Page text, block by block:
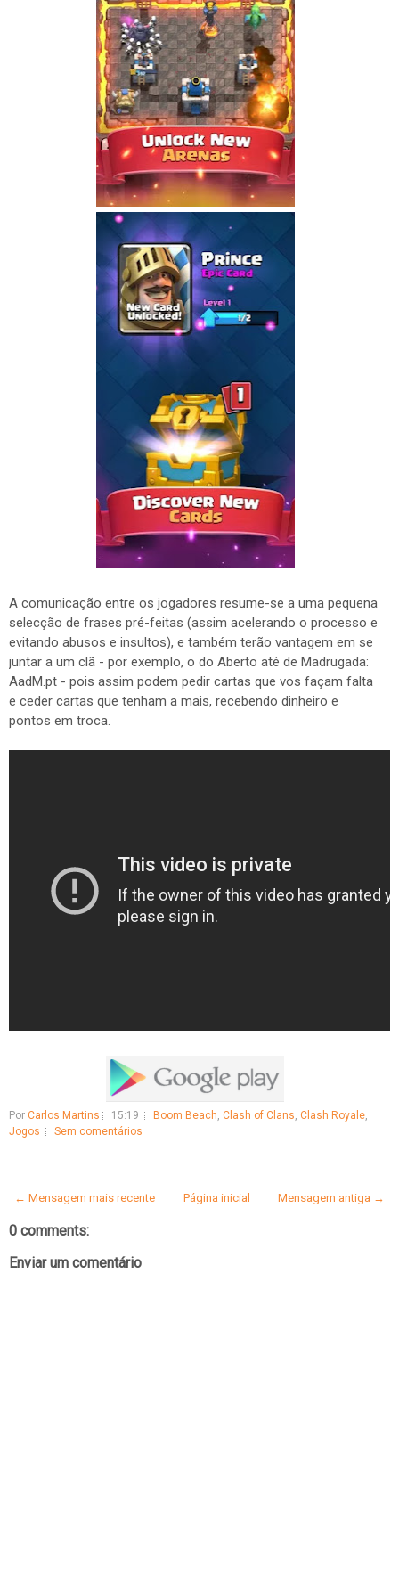
A comunicação entre os jogadores resume-se a uma pequena
selecção de frases pré-feitas (assim acelerando o processo e
evitando abusos e insultos), e também terão vantagem em se
juntar a um clã - por exemplo, o do Aberto até de Madrugada:
AadM.pt - pois assim podem pedir cartas que vos façam falta
e ceder cartas que tenham a mais, recebendo dinheiro e
pontos em troca.
Por Carlos Martins 15:19 Boom Beach, Clash of Clans, Clash Royale,
Jogos
Sem comentários
← Mensagem mais recente Mensagem antiga →
Página inicial
0 comments:
Enviar um comentário